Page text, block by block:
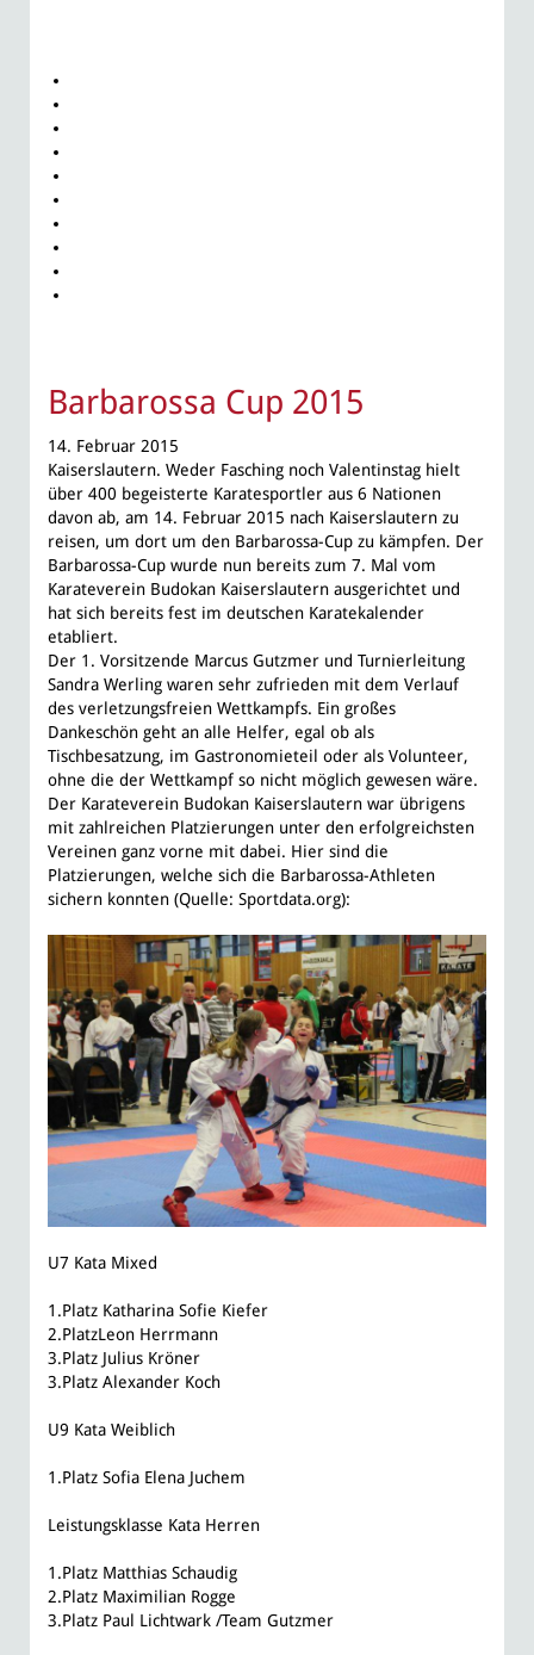
Barbarossa Cup 2015
14. Februar 2015
Kaiserslautern. Weder Fasching noch Valentinstag hielt
über 400 begeisterte Karatesportler aus 6 Nationen
davon ab, am 14. Februar 2015 nach Kaiserslautern zu
reisen, um dort um den Barbarossa-Cup zu kämpfen. Der
Barbarossa-Cup wurde nun bereits zum 7. Mal vom
Karateverein Budokan Kaiserslautern ausgerichtet und
hat sich bereits fest im deutschen Karatekalender
etabliert.
Der 1. Vorsitzende Marcus Gutzmer und Turnierleitung
Sandra Werling waren sehr zufrieden mit dem Verlauf
des verletzungsfreien Wettkampfs. Ein großes
Dankeschön geht an alle Helfer, egal ob als
Tischbesatzung, im Gastronomieteil oder als Volunteer,
ohne die der Wettkampf so nicht möglich gewesen wäre.
Der Karateverein Budokan Kaiserslautern war übrigens
mit zahlreichen Platzierungen unter den erfolgreichsten
Vereinen ganz vorne mit dabei. Hier sind die
Platzierungen, welche sich die Barbarossa-Athleten
sichern konnten (Quelle: Sportdata.org):
U7 Kata Mixed
1.Platz Katharina Sofie Kiefer
2.PlatzLeon Herrmann
3.Platz Julius Kröner
3.Platz Alexander Koch
U9 Kata Weiblich
1.Platz Sofia Elena Juchem
Leistungsklasse Kata Herren
1.Platz Matthias Schaudig
2.Platz Maximilian Rogge
3.Platz Paul Lichtwark /Team Gutzmer